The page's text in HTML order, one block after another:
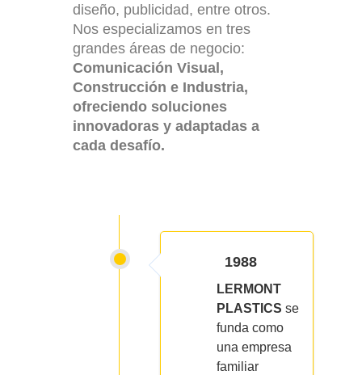
diseño, publicidad, entre otros.
Nos especializamos en tres
grandes áreas de negocio:
Comunicación Visual,
Construcción e Industria,
ofreciendo soluciones
innovadoras y adaptadas a
cada desafío.
1988
LERMONT
PLASTICS se
funda como
una empresa
familiar